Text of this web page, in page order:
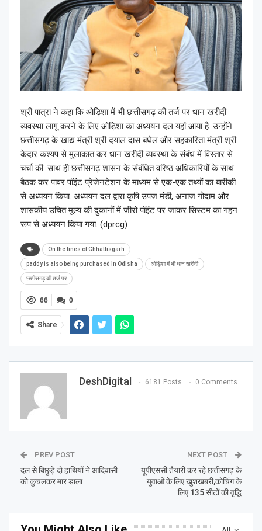
श्री पात्रा ने कहा कि ओड़िशा में भी छत्तीसगढ़ की तर्ज पर धान खरीदी
व्यवस्था लागू करने के लिए ओड़िशा का अध्ययन दल यहां आया है. उन्होंने
छत्तीसगढ़ के खाद्य मंत्री श्री दयाल दास बघेल और सहकारिता मंत्री श्री
केदार कश्यप से मुलाकात कर धान खरीदी व्यवस्था के संबंध में विस्तार से
चर्चा की. साथ ही छत्तीसगढ़ शासन के संबंधित वरिष्ठ अधिकारियों के साथ
बैठक कर पावर पॉइंट प्रेजेनटेशन के माध्यम से एक-एक तथ्यों का बारीकी
से अध्ययन किया. अध्ययन दल द्वारा कृषि उपज मंडी, अनाज गोदाम और
शासकीय उचित मूल्य की दुकानों में जीरो पॉइंट पर जाकर सिस्टम का गहन
रूप से अध्ययन किया गया. (dprcg)
On the lines of Chhattisgarh
paddy is also being purchased in Odisha ओड़िशा में भी धान खरीदी
छत्तीसगढ़ की तर्ज पर
0
66
Share
DeshDigital 6181 Posts 0 Comments
PREV POST
दल से बिछुड़े दो हाथियों ने आदिवासी
को कुचलकर मार डाला
NEXT POST
यूपीएससी तैयारी कर रहे छत्तीसगढ़ के
युवाओं के लिए खुशखबरी,कोचिंग के
लिए 135 सीटों की वृद्धि